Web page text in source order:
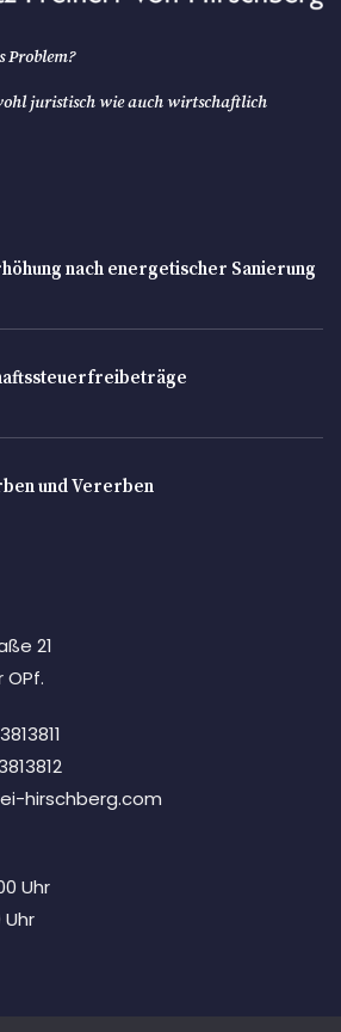
Problem?
juristisch wie auch wirtschaftlich
nach energetischer Sanierung
und Vererben
21
OPf.
hirschberg.com
Uhr
Uhr